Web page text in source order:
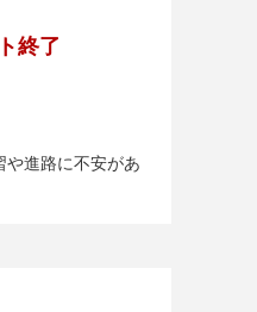
終了
や進路に不安があ